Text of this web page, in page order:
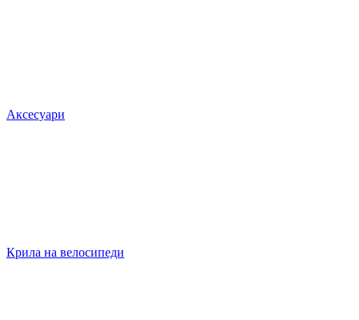
Аксесуари
Крила на велосипеди